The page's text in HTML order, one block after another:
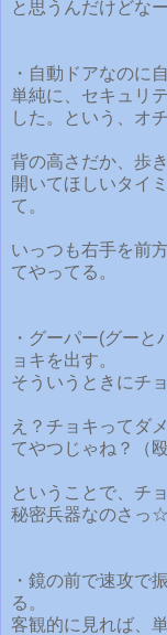
と思うんだけどなー
・自動ドアなのに
単純に、セキュリ
した。という、オチ
背の高さだか、歩
開いてほしいタイ
て。
いっつも右手を前
てやってる。
・グーパー(グー
ョキを出す。
そういうときにチ
え？チョキってダ
てやつじゃね？（
ということで、チ
秘密兵器なのさっ☆
・鏡の前で速攻で
る。
客観的に見れば、